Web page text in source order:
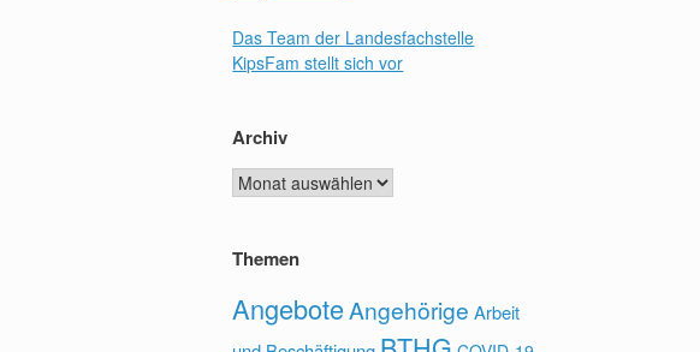
Das Team der Landesfachstelle
KipsFam stellt sich vor
Archiv
Archiv
Themen
AngeboteAngehörige Arbeit